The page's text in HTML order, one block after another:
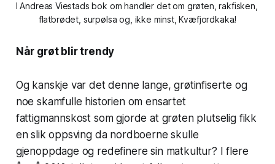
I Andreas Viestads bok om handler det om grøten, rakfisken,
flatbrødet, surpølsa og, ikke minst, Kvæfjordkaka!
Når grøt blir trendy
Og kanskje var det denne lange, grøtinfiserte og
noe skamfulle historien om ensartet
fattigmannskost som gjorde at grøten plutselig fikk
en slik oppsving da nordboerne skulle
gjenoppdage og redefinere sin matkultur? I flere